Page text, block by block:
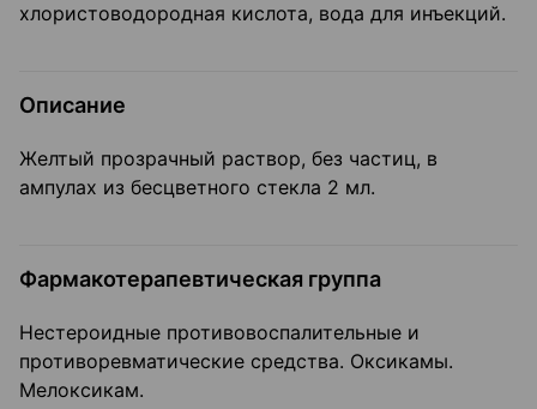
хлористоводородная кислота, вода для инъекций.
Описание
Желтый прозрачный раствор, без частиц, в
ампулах из бесцветного стекла 2 мл.
Фармакотерапевтическая группа
Нестероидные противовоспалительные и
противоревматические средства. Оксикамы.
Мелоксикам.